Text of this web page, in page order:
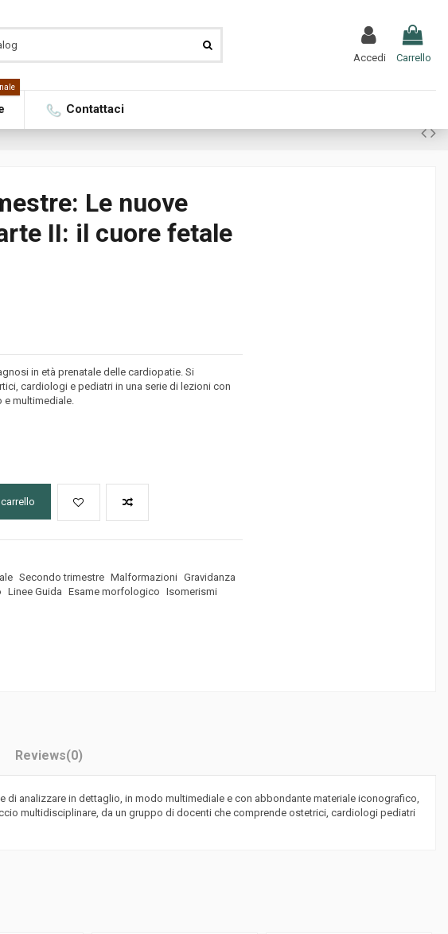
Accedi Carrello
Contattaci
Le nuove
II: il cuore fetale
in età prenatale delle cardiopatie. Si
cardiologi e pediatri in una serie di lezioni con
multimediale.
Secondo trimestre Malformazioni Gravidanza
Linee Guida Esame morfologico
Isomerismi
Reviews(0)
analizzare in dettaglio, in modo multimediale e con abbondante materiale iconografico,
multidisciplinare, da un gruppo di docenti che comprende ostetrici, cardiologi pediatri